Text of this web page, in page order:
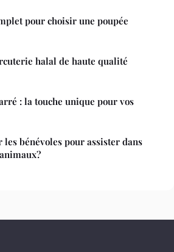
pour choisir une poupée
halal de haute qualité
: la touche unique pour vos
bénévoles pour assister dans